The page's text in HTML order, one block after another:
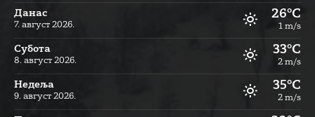
Данас
7. август 2026.
26°C
1 m/s
Субота
8. август 2026.
33°C
2 m/s
Недеља
9. август 2026.
35°C
2 m/s